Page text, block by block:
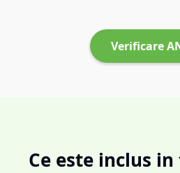
Verificare
Ce este inclus